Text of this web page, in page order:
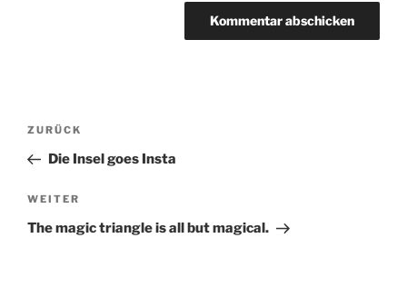
Beitragsnavigation
Vorheriger
Beitrag
ZURÜCK
Die Insel goes Insta
Nächster
Beitrag
WEITER
The magic triangle is all but magical.